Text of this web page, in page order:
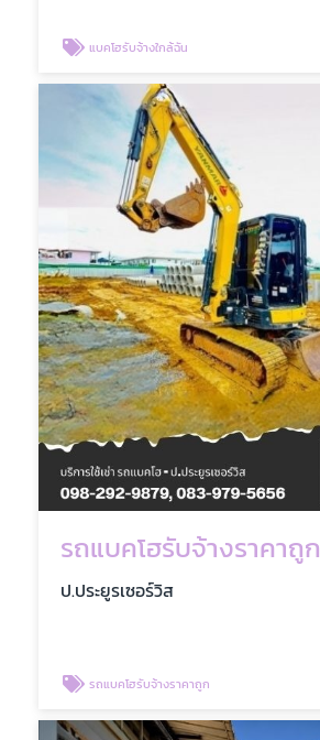
แบคโฮรับจ้างใกล้ฉัน
รถแบคโฮรับจ้างราคาถูก
ป.ประยูรเซอร์วิส
รถแบคโฮรับจ้างราคาถูก